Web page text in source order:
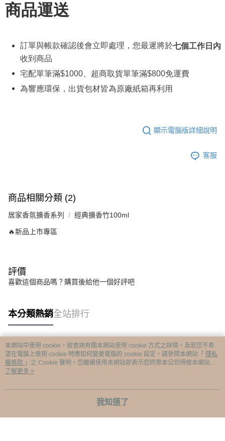
商品運送
訂單與帳款確認後會立即處理，您最遲將於七個工作日內
收到商品
宅配單筆滿$1000 、超商取貨單筆滿$800免運費
為響應環保，出貨包材皆為原廠紙箱再利用
顯示電腦版詳細說明
客服
商品相關分類 (2)
居家香氛擴香系列 經典擴香竹100ml
🔥新品上市專區
評價
喜歡這個商品嗎？購買後給他一個好評吧
本分類熱銷全站排行
熱門標籤
本網站中使用 cookie，欲查詢有關本網站使用 cookie 方式之詳情，及若您不希
望在電腦上使用 cookie 時應如何變更電腦的 cookie 設定，請參閱本網站「 隱私
權條款 」之 Cookie 聲明。您繼續使用本網站即表示您同意本公司得按本網站使
用條款之 Cookie 聲明使用 cookie。
了解更多 >
我知道了